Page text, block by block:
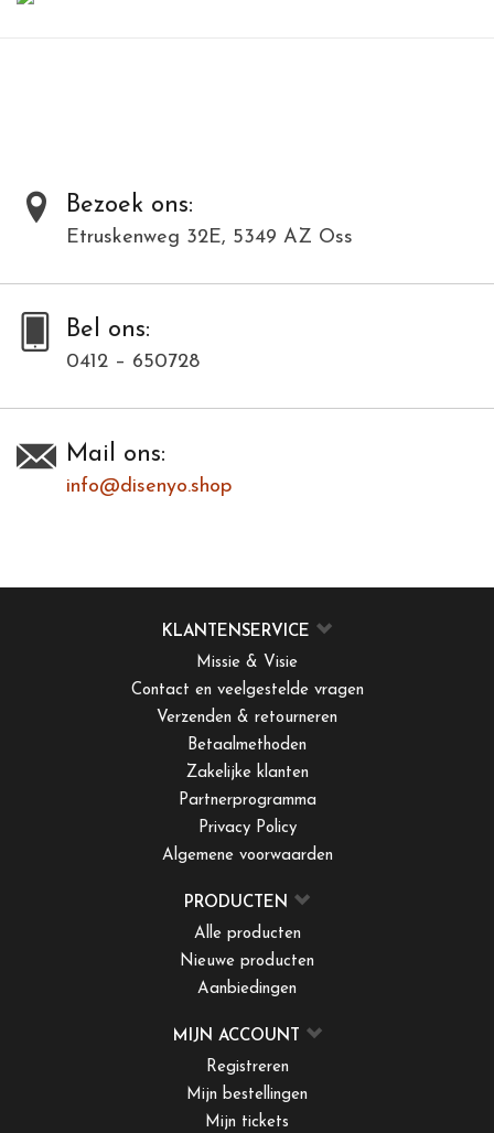
Toevoegen om te vergelijken
Bezoek ons:
Etruskenweg 32E, 5349 AZ Oss
Bel ons:
0412 – 650728
Mail ons:
info@disenyo.shop
KLANTENSERVICE
Missie & Visie
Contact en veelgestelde vragen
Verzenden & retourneren
Betaalmethoden
Zakelijke klanten
Partnerprogramma
Privacy Policy
Algemene voorwaarden
PRODUCTEN
Alle producten
Nieuwe producten
Aanbiedingen
MIJN ACCOUNT
Registreren
Mijn bestellingen
Mijn tickets